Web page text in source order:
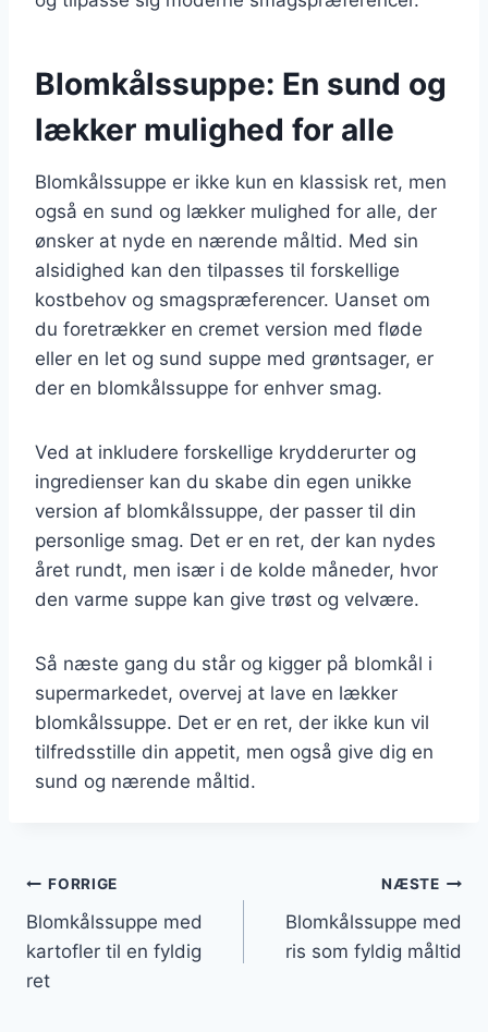
Blomkålssuppe: En sund og
lækker mulighed for alle
Blomkålssuppe er ikke kun en klassisk ret, men
også en sund og lækker mulighed for alle, der
ønsker at nyde en nærende måltid. Med sin
alsidighed kan den tilpasses til forskellige
kostbehov og smagspræferencer. Uanset om
du foretrækker en cremet version med fløde
eller en let og sund suppe med grøntsager, er
der en blomkålssuppe for enhver smag.
Ved at inkludere forskellige krydderurter og
ingredienser kan du skabe din egen unikke
version af blomkålssuppe, der passer til din
personlige smag. Det er en ret, der kan nydes
året rundt, men især i de kolde måneder, hvor
den varme suppe kan give trøst og velvære.
Så næste gang du står og kigger på blomkål i
supermarkedet, overvej at lave en lækker
blomkålssuppe. Det er en ret, der ikke kun vil
tilfredsstille din appetit, men også give dig en
sund og nærende måltid.
Indlægsnavigation
FORRIGE
Blomkålssuppe med
kartofler til en fyldig
ret
NÆSTE
Blomkålssuppe med
ris som fyldig måltid